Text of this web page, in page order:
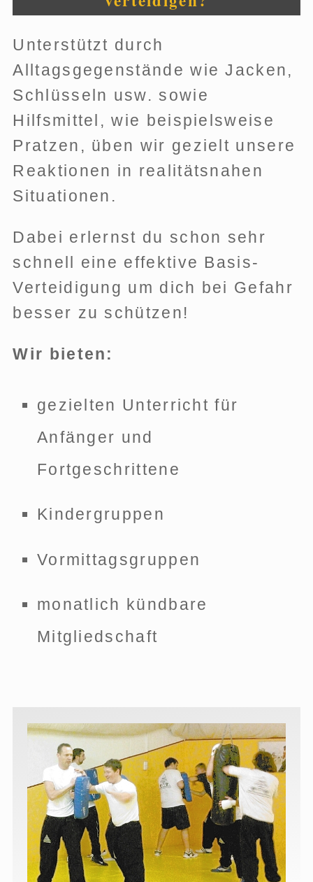
Unterstützt durch
Alltagsgegenstände wie Jacken,
Schlüsseln usw. sowie
Hilfsmittel, wie beispielsweise
Pratzen, üben wir gezielt unsere
Reaktionen in realitätsnahen
Situationen.
Dabei erlernst du schon sehr
schnell eine effektive Basis-
Verteidigung um dich bei Gefahr
besser zu schützen!
Wir bieten:
gezielten Unterricht für
Anfänger und
Fortgeschrittene
Kindergruppen
Vormittagsgruppen
monatlich kündbare
Mitgliedschaft